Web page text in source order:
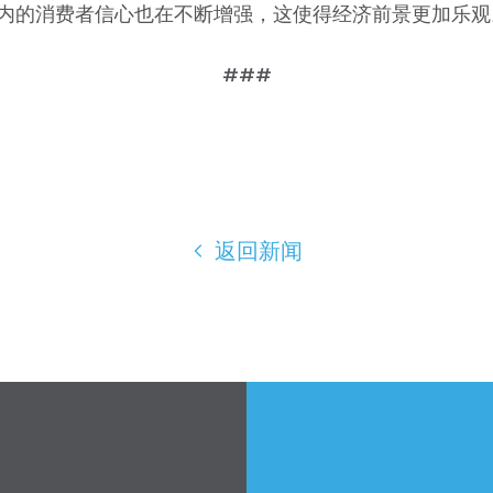
的消费者信心也在不断增强，这使得经济前景更加乐
###
返回新闻